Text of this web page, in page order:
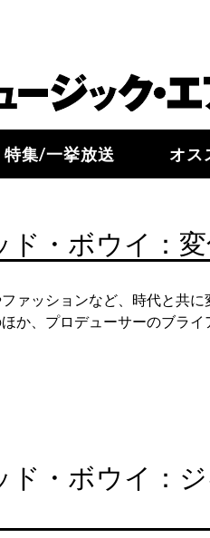
特集/一挙放送 オス
ド・ボウイ：
ァッションなど、時代と共
か、プロデューサーのブラ
ド・ボウイ：